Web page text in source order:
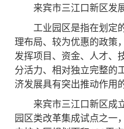
来宾市三江口新区发
工业园区是指在划定
理布局、较为优惠的政策
发挥项目、资金、人才、
分活力、相对独立完整的
济发展具有突出推动作用
来宾市三江口新区成
园区类改革集成试点之一